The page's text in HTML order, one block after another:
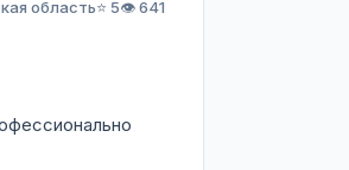
область⭐ 5👁️ 641